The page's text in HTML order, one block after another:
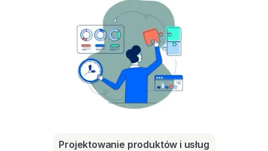
Projektowanie produktów i usług